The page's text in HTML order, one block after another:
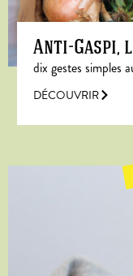
Anti-Gaspi,
dix gestes simples
DÉCOUVRIR